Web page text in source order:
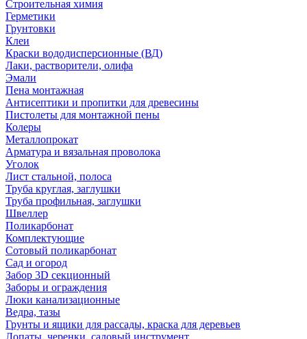
Строительная химия
Герметики
Грунтовки
Клеи
Краски вододисперсионные (ВД)
Лаки, растворители, олифа
Эмали
Пена монтажная
Антисептики и пропитки для древесины
Пистолеты для монтажной пены
Колеры
Металлопрокат
Арматура и вязальная проволока
Уголок
Лист стальной, полоса
Труба круглая, заглушки
Труба профильная, заглушки
Швеллер
Поликарбонат
Комплектующие
Сотовый поликарбонат
Сад и огород
Забор 3D секционный
Заборы и ограждения
Люки канализационные
Ведра, тазы
Грунты и ящики для рассады, краска для деревьев
Лопаты, черенки, садовый инструмент